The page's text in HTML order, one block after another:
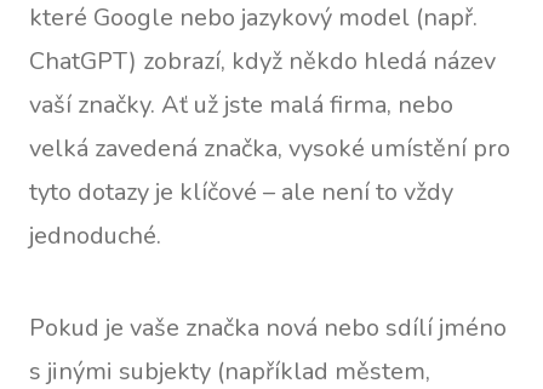
které Google nebo jazykový model (např.
ChatGPT) zobrazí, když někdo hledá název
vaší značky. Ať už jste malá firma, nebo
velká zavedená značka, vysoké umístění pro
tyto dotazy je klíčové – ale není to vždy
jednoduché.
Pokud je vaše značka nová nebo sdílí jméno
s jinými subjekty (například městem,